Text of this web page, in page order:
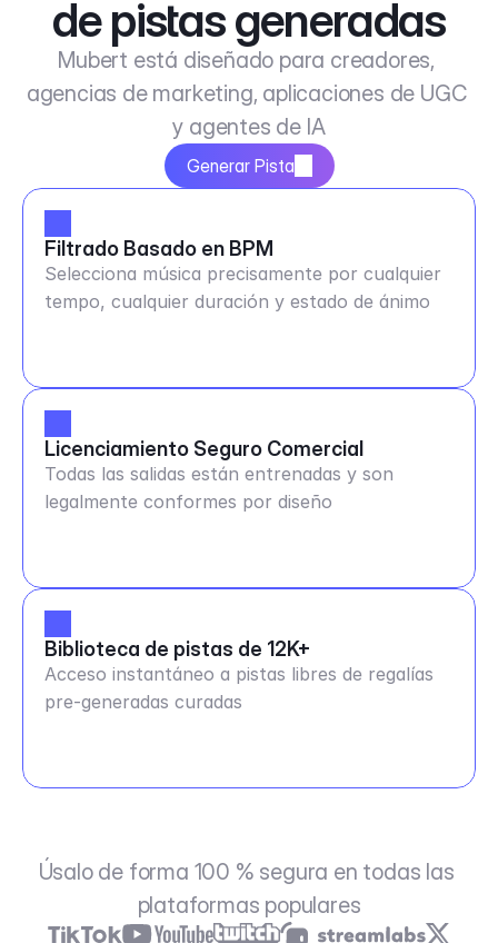
de pistas generadas
Mubert está diseñado para creadores,
agencias de marketing, aplicaciones de UGC
y agentes de IA
Generar Pista
Filtrado Basado en BPM
Selecciona música precisamente por cualquier
tempo, cualquier duración y estado de ánimo
Licenciamiento Seguro Comercial
Todas las salidas están entrenadas y son
legalmente conformes por diseño
Biblioteca de pistas de 12K+
Acceso instantáneo a pistas libres de regalías
pre-generadas curadas
Úsalo de forma 100 % segura en todas las
plataformas populares